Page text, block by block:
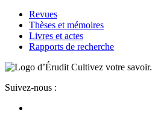
Revues
Thèses et mémoires
Livres et actes
Rapports de recherche
Cultivez votre savoir.
Suivez-nous :